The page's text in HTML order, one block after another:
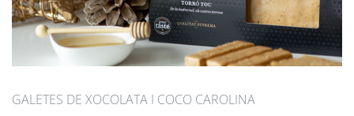
GALETES DE XOCOLATA I COCO CAROLINA